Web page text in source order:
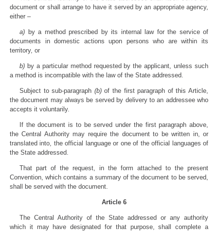
document or shall arrange to have it served by an appropriate agency,
either –
a) by a method prescribed by its internal law for the service of
documents in domestic actions upon persons who are within its
territory, or
b) by a particular method requested by the applicant, unless such
a method is incompatible with the law of the State addressed.
Subject to sub-paragraph (b)of the first paragraph of this Article,
the document may always be served by delivery to an addressee who
accepts it voluntarily.
If the document is to be served under the first paragraph above,
the Central Authority may require the document to be written in, or
translated into, the official language or one of the official languages of
the State addressed.
That part of the request, in the form attached to the present
Convention, which contains a summary of the document to be served,
shall be served with the document.
Article 6
The Central Authority of the State addressed or any authority
which it may have designated for that purpose, shall complete a